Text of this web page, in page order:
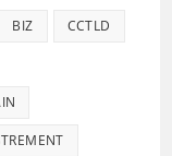
BIZ CCTLD